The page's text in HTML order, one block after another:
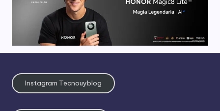
Instagram Tecnouyblog